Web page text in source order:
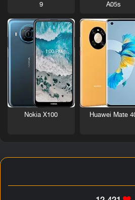
A05s
9
Huawei Mate
Nokia X100